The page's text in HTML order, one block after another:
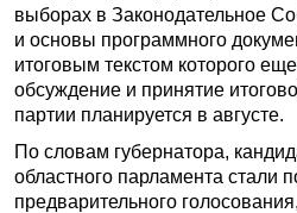
выборах в Законодательное
и основы программного
итоговым текстом которого
обсуждение и принятие
партии планируется в августе.
По словам губернатора,
областного парламента стали
предварительного